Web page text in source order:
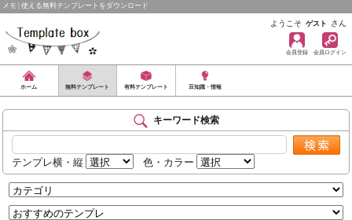
メモ | 使える無料テンプレートをダウンロード
ようこそ ゲスト さん
会員登録 会員ログイン
ホーム 無料テンプレート 有料テンプレート 豆知識・情報
キーワード検索
テンプレ横・縦 色・カラー